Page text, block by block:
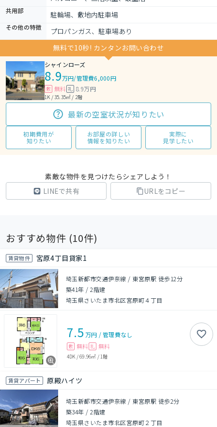
共用部 駐輪場、敷地内駐車場
その他の特徴
プロパンガス、駐車場あり
無料で10秒! カンタンお問い合わせ
シャインローズ
8.9万円/管理費6,000円
敷 無料 礼 8.9万円
1K / 35.35㎡ / 2階
最新の空室状況が知りたい
初期費用が
知りたい
お部屋の詳しい
情報を知りたい
実際に
見学したい
素敵な物件を見つけたらシェアしよう！
LINEで共有
URLをコピー
おすすめ物件 (10件)
賃貸物件 宮原4丁目貸家1
埼玉新都市交通伊奈線 / 東宮原駅 徒歩12分
築41年 /2階建
埼玉県さいたま市北区宮原町４丁目
7.5 万円 /管理費なし
敷 無料 礼 無料
4DK /69.96㎡ / 1階
賃貸アパート 原殿ハイツ
埼玉新都市交通伊奈線 / 東宮原駅 徒歩2分
築34年 /2階建
埼玉県さいたま市北区宮原町２丁目